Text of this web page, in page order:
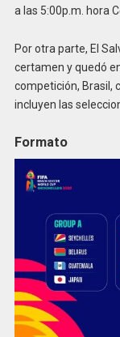
a las 5:00p.m. hora
Por otra parte, El
certamen y quedó
competición, Brasil,
incluyen las
Formato